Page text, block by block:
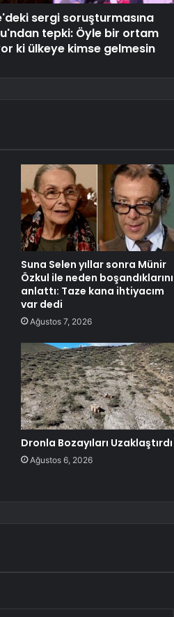
sergi soruşturmasına
tepki: Öyle bir ortam
ki ülkeye kimse gelmesin
Suna Selen yıllar sonra Münir
Özkul ile neden boşandıklarını
anlattı: Taze kana ihtiyacım
var dedi
Ağustos 7, 2026
Dronla Bozayıları Uzaklaştırdı
Ağustos 6, 2026